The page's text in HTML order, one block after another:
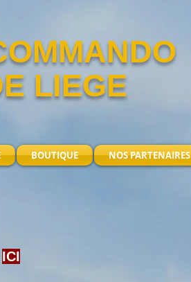
LIEGE
BOUTIQUE NOS PARTENAIRES
ICI